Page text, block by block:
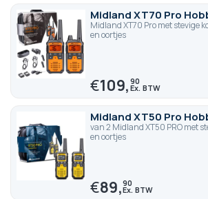
Midland XT70 Pro
Midland XT70 Pro met stevige
en oortjes
€109,90
Midland XT50 Pro
van 2 Midland XT50 PRO met
en oortjes
€89,90